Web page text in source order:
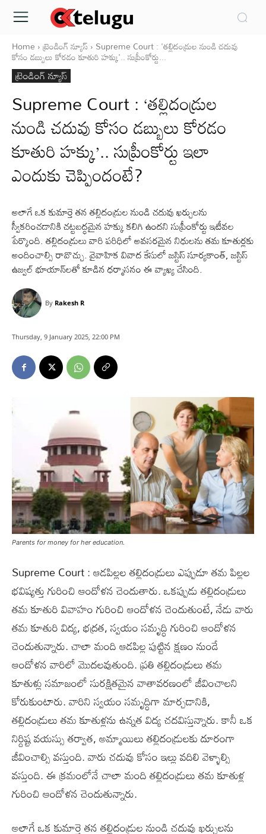
Home ట్రెండింగ్ న్యూస్ Supreme Court : 'తల్లిదండ్రుల నుండి చదువు
కోసం డబ్బులు కోరడం కూతురి హక్కు'.. సుప్రీంకోర్టు...
ట్రెండింగ్ న్యూస్
Supreme Court : ‘తల్లిదండ్రుల
నుండి చదువు కోసం డబ్బులు కోరడం
కూతురి హక్కు’.. సుప్రీంకోర్టు ఇలా
ఎందుకు చెప్పిందంటే?
అలాగే ఒక కుమార్తె తన తల్లిదండ్రుల నుండి చదువు ఖర్చులను
స్వీకరించడానికి చట్టబద్ధమైన హక్కు కలిగి ఉందని సుప్రీంకోర్టు ఇటీవల
పేర్కొంది. తల్లిదండ్రులు వారి పరిధిలో అవసరమైన నిధులను తమ కూతుర్లకు
అందించాల్సి రావొచ్చు. వైవాహిక వివాద కేసులో జస్టిస్ సూర్యకాంత్, జస్టిస్
ఉజ్వల్ భూయాన్‌లతో కూడిన ధర్మాసనం ఈ వ్యాఖ్య చేసింది.
By Rakesh R
Thursday, 9 January 2025, 22:00 PM
Parents for money for her education.
Supreme Court : ఆడపిల్లల తల్లిదండ్రులు ఎప్పుడూ తమ పిల్లల
భవిష్యత్తు గురించి ఆందోళన చెందుతారు. ఒకప్పుడు తల్లిదండ్రులు
తమ కూతురి వివాహం గురించి ఆందోళన చెందుతుంటే, నేడు వారు
తమ కూతురి విద్య, భద్రత, స్వయం సమృద్ధి గురించి ఆందోళన
చెందుతున్నారు. చాలా మంది ఆడపిల్ల పుట్టిన క్షణం నుండే
ఆందోళన వారిలో మొదలవుతుంది. ప్రతి తల్లిదండ్రులు తమ
కూతుళ్లు సమాజంలో సురక్షితమైన వాతావరణంలో జీవించాలని
కోరుకుంటారు. వారిని స్వయం సమృద్ధిగా మార్చడానికి,
తల్లిదండ్రులు తమ కూతుళ్లను ఉన్నత విద్య చదవిస్తున్నారు. కానీ ఒక
నిర్దిష్ట వయస్సు తర్వాత, అమ్మాయిలు తల్లిదండ్రులకు దూరంగా
జీవించాల్సి వస్తుంది. వారు చదువు కోసం ఇల్లు వదిలి వెళ్ళాల్సి
వస్తుంది. ఈ క్రమంలోనే చాలా మంది తల్లిదండ్రులు తమ కూతుళ్ల
గురించి ఆందోళన చెందుతున్నారు.
అలాగే ఒక కుమార్తె తన తల్లిదండ్రుల నుండి చదువు ఖర్చులను